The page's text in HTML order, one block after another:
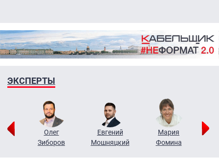
ЭКСПЕРТЫ
Олег
Зиборов
Евгений
Мошняцкий
Мария
Фомина